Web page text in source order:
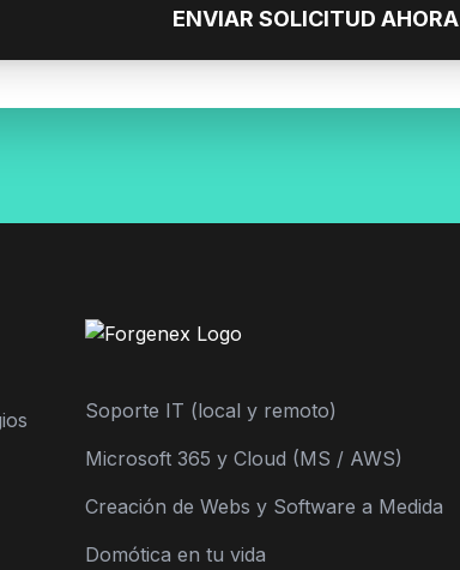
ENVIAR SOLICITUD AHORA
Soporte IT (local y remoto)
Microsoft 365 y Cloud (MS / AWS)
Creación de Webs y Software a Medida
Domótica en tu vida